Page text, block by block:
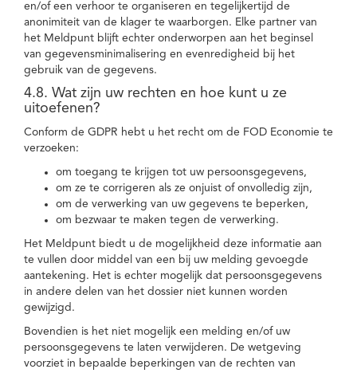
en/of een verhoor te organiseren en tegelijkertijd de
anonimiteit van de klager te waarborgen. Elke partner van
het Meldpunt blijft echter onderworpen aan het beginsel
van gegevensminimalisering en evenredigheid bij het
gebruik van de gegevens.
4.8. Wat zijn uw rechten en hoe kunt u ze
uitoefenen?
Conform de GDPR hebt u het recht om de FOD Economie te
verzoeken:
om toegang te krijgen tot uw persoonsgegevens,
om ze te corrigeren als ze onjuist of onvolledig zijn,
om de verwerking van uw gegevens te beperken,
om bezwaar te maken tegen de verwerking.
Het Meldpunt biedt u de mogelijkheid deze informatie aan
te vullen door middel van een bij uw melding gevoegde
aantekening. Het is echter mogelijk dat persoonsgegevens
in andere delen van het dossier niet kunnen worden
gewijzigd.
Bovendien is het niet mogelijk een melding en/of uw
persoonsgegevens te laten verwijderen. De wetgeving
voorziet in bepaalde beperkingen van de rechten van